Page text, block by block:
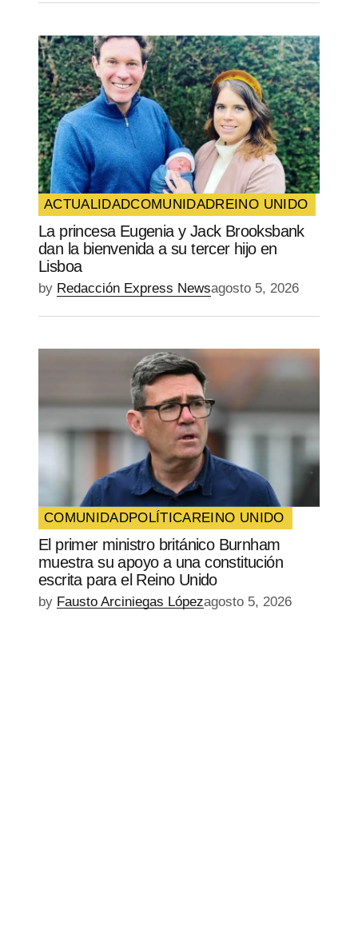
ACTUALIDADCOMUNIDADREINO UNIDO
La princesa Eugenia y Jack Brooksbank
dan la bienvenida a su tercer hijo en
Lisboa
by Redacción Express Newsagosto 5, 2026
COMUNIDADPOLÍTICAREINO UNIDO
El primer ministro británico Burnham
muestra su apoyo a una constitución
escrita para el Reino Unido
by Fausto Arciniegas Lópezagosto 5, 2026